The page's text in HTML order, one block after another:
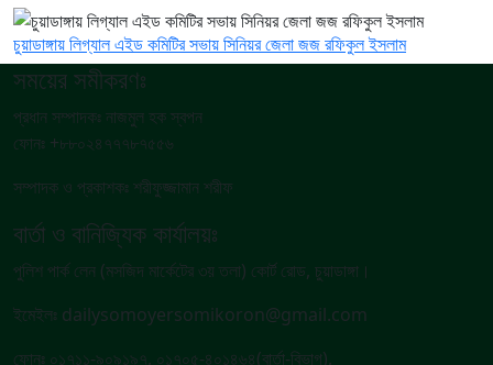
চুয়াডাঙ্গায় লিগ্যাল এইড কমিটির সভায় সিনিয়র জেলা জজ রফিকুল ইসলাম
সময়ের সমীকরণঃ
প্রধান সম্পাদকঃ নাজমুল হক স্বপন
ফোনঃ +৮৮০২৪৭৭৭৮৭৫৫৬
সম্পাদক ও প্রকাশকঃ শরীফুজ্জামান শরীফ
বার্তা ও বানিজ্যিক কার্যালয়ঃ
পুলিশ পার্ক লেন (মসজিদ মার্কেটের ৩য় তলা) কোর্ট রোড, চুয়াডাঙ্গা।
ইমেইলঃ dailysomoyersomikoron@gmail.com
ফোনঃ ০১৭১১-৯০৯১৯৭, ০১৭০৫-৪০১৪৬৪(বার্তা-বিভাগ),